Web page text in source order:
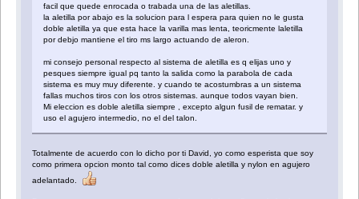
facil que quede enrocada o trabada una de las aletillas.
la aletilla por abajo es la solucion para l espera para quien no le gusta
doble aletilla ya que esta hace la varilla mas lenta, teoricmente laletilla
por debjo mantiene el tiro ms largo actuando de aleron.
mi consejo personal respecto al sistema de aletilla es q elijas uno y
pesques siempre igual pq tanto la salida como la parabola de cada
sistema es muy muy diferente. y cuando te acostumbras a un sistema
fallas muchos tiros con los otros sistemas. aunque todos vayan bien.
Mi eleccion es doble aletilla siempre , excepto algun fusil de rematar. y
uso el agujero intermedio, no el del talon.
Totalmente de acuerdo con lo dicho por ti David, yo como esperista que soy
como primera opcion monto tal como dices doble aletilla y nylon en agujero
adelantado.